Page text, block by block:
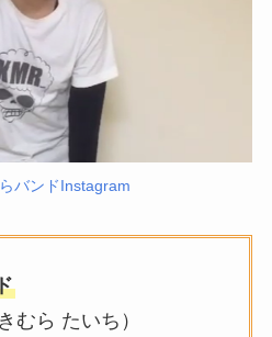
バンドInstagram
むら たいち）